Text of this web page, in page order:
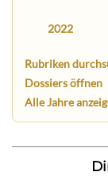
2022
Rubriken
Dossiers öffnen
Alle Jahre